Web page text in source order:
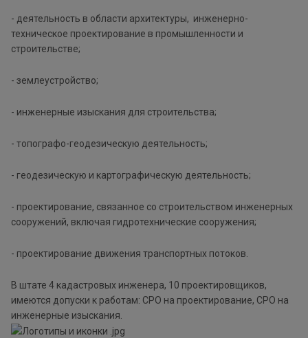
- деятельность в области архитектуры, инженерно-
техническое проектирование в промышленности и
строительстве;
- землеустройство;
- инженерные изыскания для строительства;
- топографо-геодезическую деятельность;
- геодезическую и картографическую деятельность;
- проектирование, связанное со строительством инженерных
сооружений, включая гидротехнические сооружения;
- проектирование движения транспортных потоков.
В штате 4 кадастровых инженера, 10 проектировщиков,
имеются допуски к работам: СРО на проектирование, СРО на
инженерные изыскания.